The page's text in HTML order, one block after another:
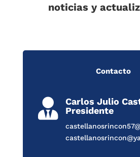
noticias y
Contacto

Carlos Julio
Presidente